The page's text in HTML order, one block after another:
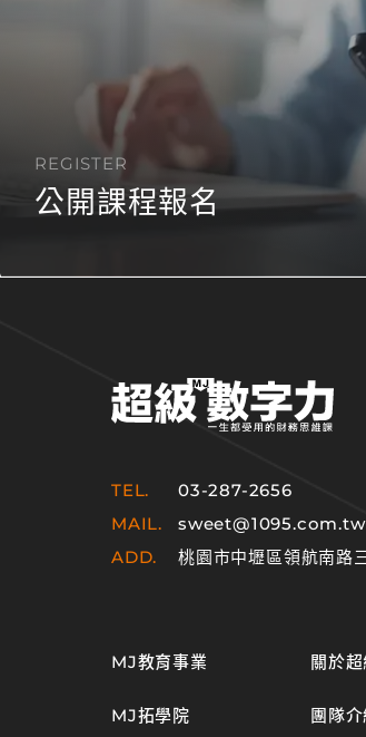
REGISTER
公開課程報名
TEL.
03-287-2656
MAIL.
sweet@1095.com.tw
ADD.
桃園市中壢區領航南路
MJ教育事業
MJ拓學院
關於
團隊介